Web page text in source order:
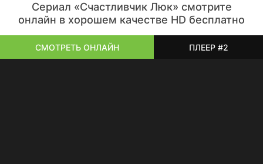
Сериал «Счастливчик Люк» смотрите
онлайн в хорошем качестве HD бесплатно
СМОТРЕТЬ ОНЛАЙН ПЛЕЕР #2